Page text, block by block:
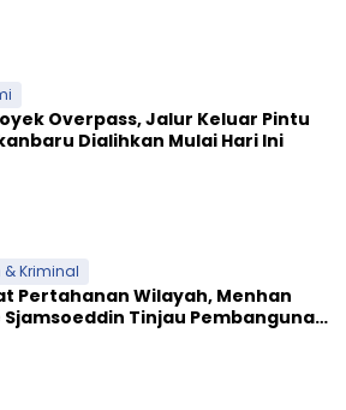
Overpass, Jalur Keluar Pintu
Dialihkan Mulai Hari Ini
& Kriminal
Pertahanan Wilayah, Menhan
Sjamsoeddin Tinjau Pembangunan